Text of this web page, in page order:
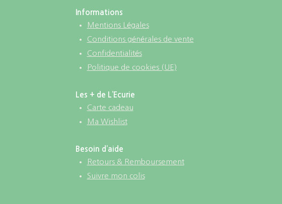
Informations
Mentions Légales
Conditions générales de vente
Confidentialités
Politique de cookies (UE)
Les + de L’Ecurie
Carte cadeau
Ma Wishlist
Besoin d’aide
Retours & Remboursement
Suivre mon colis